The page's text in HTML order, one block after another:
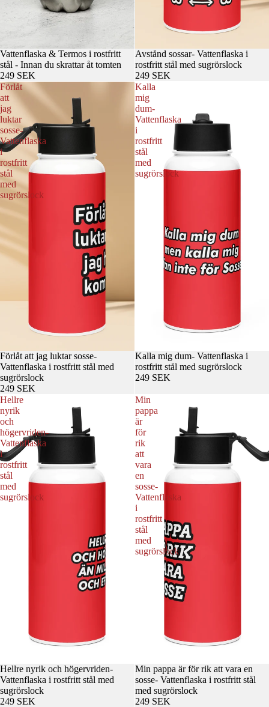
Vattenflaska & Termos i rostfritt
stål - Innan du skrattar åt tomten
249 SEK
Avstånd sossar- Vattenflaska i
rostfritt stål med sugrörslock
249 SEK
Förlåt
att
jag
luktar
sosse-
Vattenflaska
i
rostfritt
stål
med
sugrörslock
Förlåt att jag luktar sosse-
Vattenflaska i rostfritt stål med
sugrörslock
249 SEK
Kalla
mig
dum-
Vattenflaska
i
rostfritt
stål
med
sugrörslock
Kalla mig dum- Vattenflaska i
rostfritt stål med sugrörslock
249 SEK
Hellre
nyrik
och
högervriden-
Vattenflaska
i
rostfritt
stål
med
sugrörslock
Hellre nyrik och högervriden-
Vattenflaska i rostfritt stål med
sugrörslock
249 SEK
Min
pappa
är
för
rik
att
vara
en
sosse-
Vattenflaska
i
rostfritt
stål
med
sugrörslock
Min pappa är för rik att vara en
sosse- Vattenflaska i rostfritt stål
med sugrörslock
249 SEK